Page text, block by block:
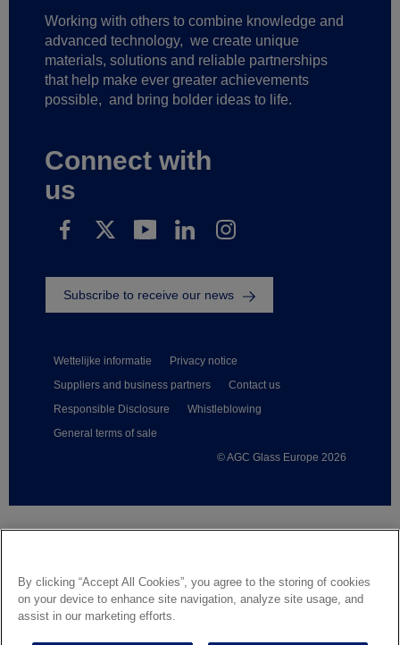
Working with others to combine knowledge and
advanced technology, we create unique
materials, solutions and reliable partnerships
that help make ever greater achievements
possible, and bring bolder ideas to life.
Connect with
us
© AGC Glass Europe 2026
Wettelijke informatie
Privacy notice
Suppliers and business partners
Contact us
Responsible Disclosure
Whistleblowing
General terms of sale
Subscribe to receive our news
By clicking “Accept All Cookies”, you agree to the storing of cookies
on your device to enhance site navigation, analyze site usage, and
assist in our marketing efforts.